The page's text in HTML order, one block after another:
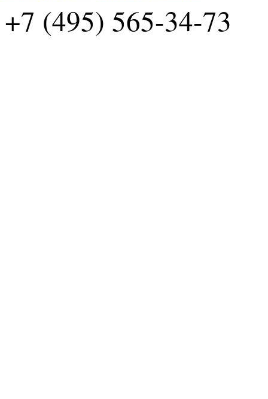
+7 (495) 565-34-73